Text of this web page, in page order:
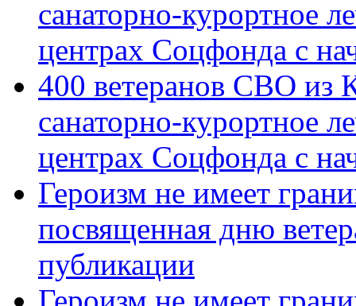
санаторно-курортное
центрах Соцфонда с
400 ветеранов СВО из
санаторно-курортное
центрах Соцфонда с
Героизм не имеет
посвященная дню
публикации